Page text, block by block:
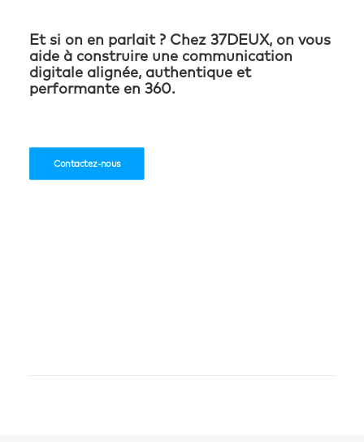
Et si on en parlait ? Chez 37DEUX, on vous
aide à construire une communication
digitale alignée, authentique et
performante en 360.
Contactez-nous